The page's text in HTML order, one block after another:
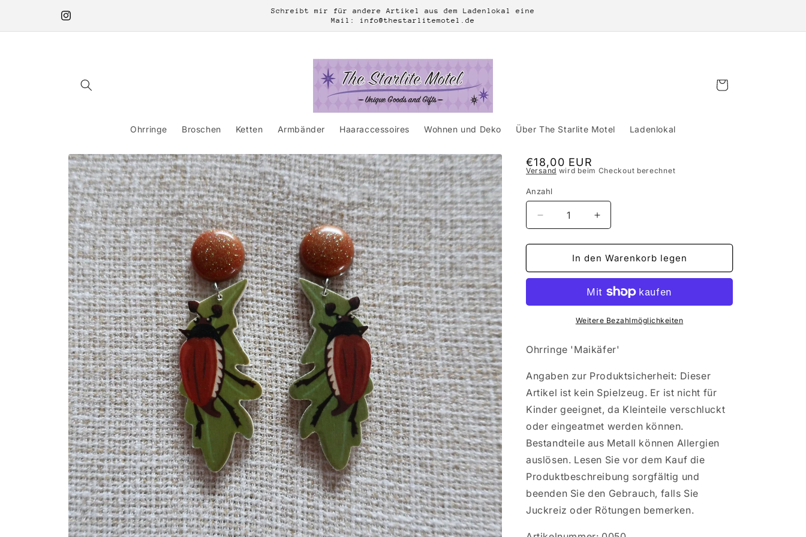
Instagram
Schreibt mir für andere Artikel aus dem Ladenlokal eine
Mail: info@thestarlitemotel.de
Ohrringe Broschen Ketten Armbänder Haaraccessoires Wohnen und Deko Über The Starlite Motel Ladenlokal
Warenkorb
Produktinformationen
springen
Normaler
Preis
€18,00 EUR
Versand wird beim Checkout berechnet
Anzahl
Verringere
die
Menge
Ohrringe
&#39;Maikäfer&#39;
Erhöhe
die
Menge
für
Ohrringe
&#39;Maikäfer&#39;
In den Warenkorb legen
Weitere Bezahlmöglichkeiten
Ohrringe 'Maikäfer'
Angaben zur Produktsicherheit: Dieser
Artikel ist kein Spielzeug. Er ist nicht für
Kinder geeignet, da Kleinteile verschluckt
oder eingeatmet werden können.
Bestandteile aus Metall können Allergien
auslösen. Lesen Sie vor dem Kauf die
Produktbeschreibung sorgfältig und
beenden Sie den Gebrauch, falls Sie
Juckreiz oder Rötungen bemerken.